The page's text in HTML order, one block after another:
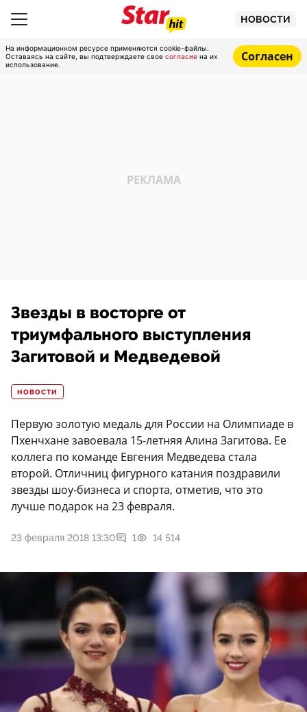
НОВОСТИ
На информационном ресурсе применяются cookie-файлы.
Оставаясь на сайте, вы подтверждаете свое согласие на их
использование.
Согласен
Звезды в восторге от
триумфального выступления
Загитовой и Медведевой
НОВОСТИ
Первую золотую медаль для России на Олимпиаде в
Пхенчхане завоевала 15-летняя Алина Загитова. Ее
коллега по команде Евгения Медведева стала
второй. Отличниц фигурного катания поздравили
звезды шоу-бизнеса и спорта, отметив, что это
лучше подарок на 23 февраля.
23 февраля 2018 13:30 1 14 514